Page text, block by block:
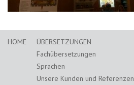
HOME
ÜBERSETZUNGEN
Fachübersetzungen
Sprachen
Unsere Kunden und Referenzen